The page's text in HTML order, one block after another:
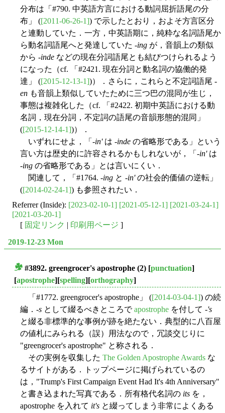
分布は「#790. 中英語方言における動詞屈折語尾の分
布」 ([2011-06-26-1]) で示したとおり，およそ方言区分
と連動していた．一方，中英語期に，純粋な名詞語尾か
ら動名詞語尾へと発達していた -ing が，音韻上の類似
から -inde などの現在分詞語尾とも結びつけられるよう
になった（cf. 「#2421. 現在分詞と動名詞の協働的発
達」 ([2015-12-13-1])）．さらに，これらと不定詞語尾 -
en も音韻上類似していたために三つ巴の混同が生じ，
事態は複雑化した（cf. 「#2422. 初期中英語における動
名詞，現在分詞，不定詞の語尾の音韻形態的混同」
([2015-12-14-1])）．
いずれにせよ，「-in' は -inde の省略形である」という
言い方は歴史的に許容されるかもしれないが，「-in' は
-ing の省略形である」とは言いにくい．
関連して，「#1764. -ing と -in'の社会的価値の逆転」
([2014-02-24-1]) も参照されたい．
Referrer (Inside): [2023-02-10-1] [2021-05-12-1] [2021-03-24-1]
[2021-03-20-1]
[ 固定リンク | 印刷用ページ ]
2019-12-23 Mon
#3892. greengrocer's apostrophe (2) [punctuation]
[apostrophe][spelling][orthography]
「#1772. greengrocer's apostrophe」 ([2014-03-04-1]) の続
編．-s として綴るべきところでapostrophe を付して -'s
と綴る非標準的な事例が跡を絶たない．典型的に八百屋
の値札にみられる（誤）用法なので，冗談交じりに
"greengrocer's apostrophe" と称される．
その実例を収集した The Golden Apostrophe Awards な
るサイトがある．トップページに掲げられているの
は，"Trump's First Campaign Event Had It's 4th Anniversary"
と書き込まれた写真である．所有格代名詞の its を，
apostrophe を入れて it's と綴ってしまう非常によくある